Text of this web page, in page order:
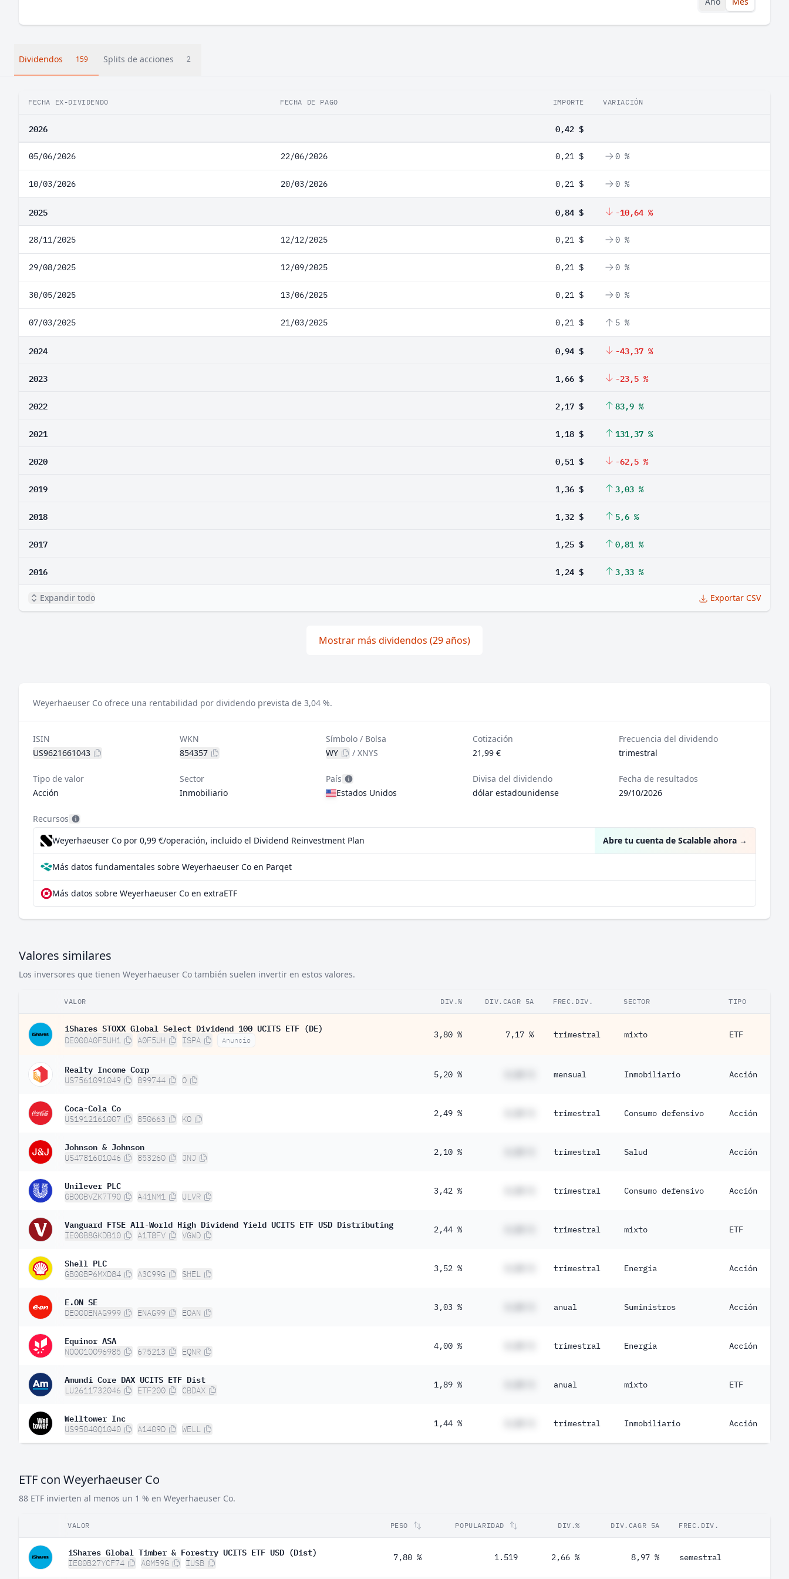
Dividendos 159 Splits de acciones 2
FECHA EX-DIVIDENDO FECHA DE PAGO IMPORTE VARIACIÓN
2026 0,42 $
05/06/2026 22/06/2026 0,21 $ 0 %
10/03/2026 20/03/2026 0,21 $ 0 %
2025 0,84 $ -10,64 %
28/11/2025 12/12/2025 0,21 $ 0 %
29/08/2025 12/09/2025 0,21 $ 0 %
30/05/2025 13/06/2025 0,21 $ 0 %
07/03/2025 21/03/2025 0,21 $ 5 %
2024 0,94 $ -43,37 %
2023 1,66 $ -23,5 %
2022 2,17 $ 83,9 %
2021 1,18 $ 131,37 %
2020 0,51 $ -62,5 %
2019 1,36 $ 3,03 %
2018 1,32 $ 5,6 %
2017 1,25 $ 0,81 %
2016 1,24 $ 3,33 %
Expandir todo Exportar CSV
Mostrar más dividendos (29 años)
Weyerhaeuser Co ofrece una rentabilidad por dividendo prevista de 3,04 %.
ISIN
US9621661043
WKN
854357
Símbolo / Bolsa
WY
/XNYS
Cotización
21,99 €
Frecuencia del dividendo
trimestral
Tipo de valor
Acción
Sector
Inmobiliario
País
Estados Unidos
Divisa del dividendo
dólar estadounidense
Fecha de resultados
29/10/2026
Recursos
Weyerhaeuser Co por 0,99 €/operación, incluido el Dividend Reinvestment Plan
Abre tu cuenta de Scalable ahora →
Más datos fundamentales sobre Weyerhaeuser Co en Parqet
Más datos sobre Weyerhaeuser Co en extraETF
Valores similares
Los inversores que tienen Weyerhaeuser Co también suelen invertir en estos valores.
VALOR DIV.% DIV.CAGR 5A FREC.DIV. SECTOR TIPO
iShares STOXX Global Select Dividend 100 UCITS ETF (DE)
DE000A0F5UH1 A0F5UH ISPA Anuncio
3,80 % 7,17 % trimestral mixto ETF
Realty Income Corp
US7561091049 899744 O
5,20 % mensual Inmobiliario Acción
Coca-Cola Co
US1912161007 850663 KO
2,49 % trimestral Consumo defensivo Acción
Johnson & Johnson
US4781601046 853260 JNJ
2,10 % trimestral Salud Acción
Unilever PLC
GB00BVZK7T90 A41NM1 ULVR
3,42 % trimestral Consumo defensivo Acción
Vanguard FTSE All-World High Dividend Yield UCITS ETF USD Distributing
IE00B8GKDB10 A1T8FV VGWD
2,44 % trimestral mixto ETF
Shell PLC
GB00BP6MXD84 A3C99G SHEL
3,52 % trimestral Energía Acción
E.ON SE
DE000ENAG999 ENAG99 EOAN
3,03 % anual Suministros Acción
Equinor ASA
NO0010096985 675213 EQNR
4,00 % trimestral Energía Acción
Amundi Core DAX UCITS ETF Dist
LU2611732046 ETF200 CBDAX
1,89 % anual mixto ETF
Welltower Inc
US95040Q1040 A1409D WELL
1,44 % trimestral Inmobiliario Acción
ETF con Weyerhaeuser Co
88 ETF invierten al menos un 1 % en Weyerhaeuser Co.
VALOR PESO POPULARIDAD DIV.% DIV.CAGR 5A FREC.DIV.
iShares Global Timber & Forestry UCITS ETF USD (Dist)
IE00B27YCF74 A0M59G IUSB
7,80 % 1.519 2,66 % 8,97 % semestral